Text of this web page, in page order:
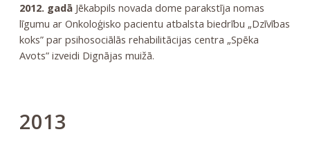
2012. gadāJēkabpils novada dome parakstīja nomas
līgumu ar Onkoloģisko pacientu atbalsta biedrību „Dzīvības
koks” par psihosociālās rehabilitācijas centra „Spēka
Avots” izveidi Dignājas muižā.
2013